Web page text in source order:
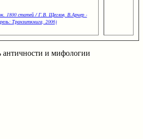
1800 статей / Г.В. Щеглов, В.Арчер -
Транзиткнига, 2006)
античности и мифологии